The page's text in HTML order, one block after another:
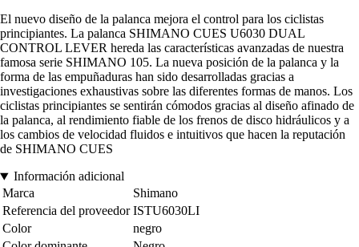
El nuevo diseño de la palanca mejora el control para los ciclistas
principiantes. La palanca SHIMANO CUES U6030 DUAL
CONTROL LEVER hereda las características avanzadas de nuestra
famosa serie SHIMANO 105. La nueva posición de la palanca y la
forma de las empuñaduras han sido desarrolladas gracias a
investigaciones exhaustivas sobre las diferentes formas de manos. Los
ciclistas principiantes se sentirán cómodos gracias al diseño afinado de
la palanca, al rendimiento fiable de los frenos de disco hidráulicos y a
los cambios de velocidad fluidos e intuitivos que hacen la reputación
de SHIMANO CUES
Información adicional
Marca
Shimano
Referencia del proveedor ISTU6030LI
Color
negro